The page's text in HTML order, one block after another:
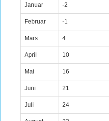
Januar -2
Februar -1
Mars 4
April 10
Mai 16
Juni 21
Juli 24